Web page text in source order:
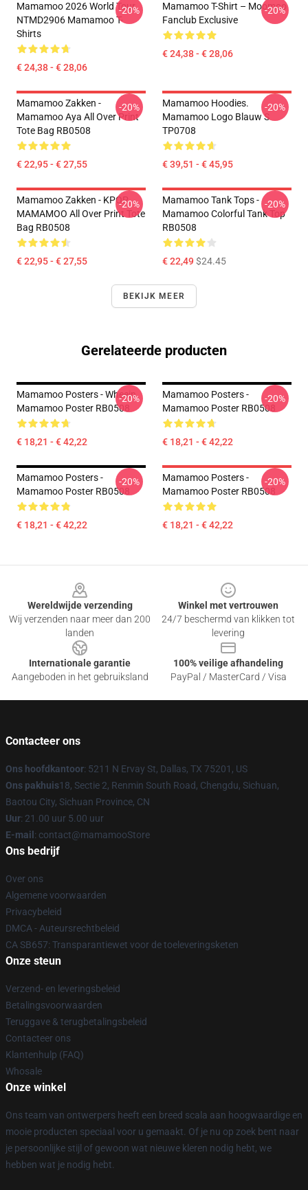
Mamamoo 2026 World Tour
NTMD2906 Mamamoo T-
Shirts
€ 24,38 - € 28,06
-20%
Mamamoo T-Shirt – Moomoo
Fanclub Exclusive
€ 24,38 - € 28,06
-20%
Mamamoo Zakken -
Mamamoo Aya All Over Print
Tote Bag RB0508
€ 22,95 - € 27,55
-20%
Mamamoo Hoodies.
Mamamoo Logo Blauw S
TP0708
€ 39,51 - € 45,95
-20%
Mamamoo Zakken - KPOP
MAMAMOO All Over Print Tote
Bag RB0508
€ 22,95 - € 27,55
-20%
Mamamoo Tank Tops -
Mamamoo Colorful Tank Top
RB0508
€ 22,49$24.45
-20%
BEKIJK MEER
Gerelateerde producten
Mamamoo Posters - Wheein
Mamamoo Poster RB0508
€ 18,21 - € 42,22
-20%
Mamamoo Posters -
Mamamoo Poster RB0508
€ 18,21 - € 42,22
-20%
Mamamoo Posters -
Mamamoo Poster RB0508
€ 18,21 - € 42,22
-20%
Mamamoo Posters -
Mamamoo Poster RB0508
€ 18,21 - € 42,22
-20%
Wereldwijde verzending
Wij verzenden naar meer dan 200
landen
Winkel met vertrouwen
24/7 beschermd van klikken tot
levering
Internationale garantie
Aangeboden in het gebruiksland
100% veilige afhandeling
PayPal / MasterCard / Visa
Contacteer ons
Ons hoofdkantoor: 5211 N Ervay St, Dallas, TX 75201, US
Ons pakhuis18, Sectie 2, Renmin South Road, Chengdu, Sichuan,
Baotou City, Sichuan Province, CN
Uur: 21.00 uur 5.00 uur
E-mail : contact@mamamooStore
Ons bedrijf
Over ons
Algemene voorwaarden
Privacybeleid
DMCA - Auteursrechtbeleid
CA SB657: Transparantiewet voor de toeleveringsketen
Onze steun
Verzend- en leveringsbeleid
Betalingsvoorwaarden
Teruggave & terugbetalingsbeleid
Contacteer ons
Klantenhulp (FAQ)
Whosale
Onze winkel
Ons team van ontwerpers heeft een breed scala aan hoogwaardige en
mooie producten speciaal voor u gemaakt. Of je nu op zoek bent naar
je persoonlijke stijl of gewoon wat nieuwe kleren nodig hebt, we
hebben wat je nodig hebt.